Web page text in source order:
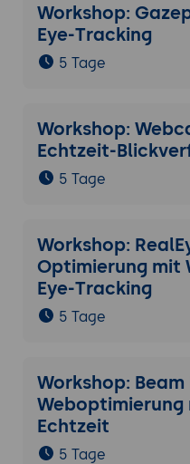
Workshop:
Eye-Tracking
5 Tage
Workshop:
Echtzeit-
5 Tage
Workshop:
Optimierung mit
Eye-Tracking
5 Tage
Workshop: Beam
Weboptimierung
Echtzeit
5 Tage